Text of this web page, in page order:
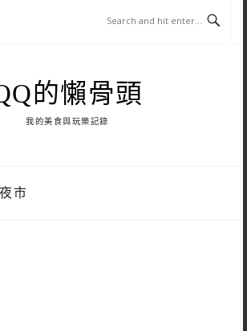
的懶骨頭
我的美食與玩樂記錄
市